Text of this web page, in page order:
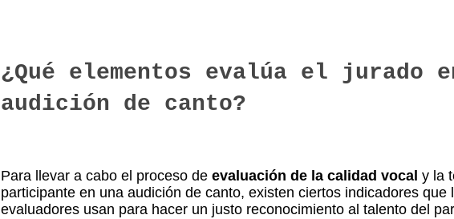
¿Qué elementos evalúa el jurado
audición de canto?
Para llevar a cabo el proceso de evaluación de la calidad vocal y la
participante en una audición de canto, existen ciertos indicadores que
evaluadores usan para hacer un justo reconocimiento al talento del